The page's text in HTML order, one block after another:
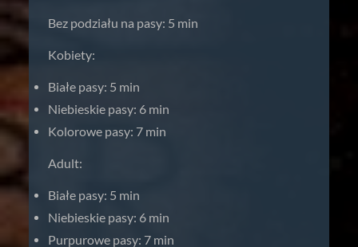
Bez podziału na pasy: 5 min
Kobiety:
Białe pasy: 5 min
Niebieskie pasy: 6 min
Kolorowe pasy: 7 min
Adult:
Białe pasy: 5 min
Niebieskie pasy: 6 min
Purpurowe pasy: 7 min